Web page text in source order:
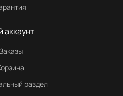
аккаунт
Заказы
раздел